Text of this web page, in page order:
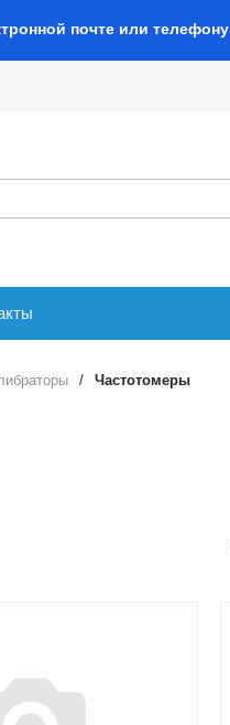
почте или телефону
/ Частотомеры